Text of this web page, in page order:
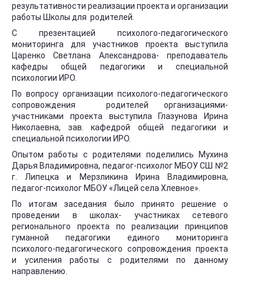
результативности реализации проекта и организации
работы Школы для родителей.
С презентацией психолого-педагогического
мониторинга для участников проекта выступила
Царенко Светлана Александрова- преподаватель
кафедры общей педагогики и специальной
психологии ИРО.
По вопросу организации психолого-педагогического
сопровождения родителей организациями-
участниками проекта выступила Глазунова Ирина
Николаевна, зав. кафедрой общей педагогики и
специальной психологии ИРО.
Опытом работы с родителями поделились Мухина
Дарья Владимировна, педагог-психолог МБОУ СШ №2
г. Липецка и Мерзликина Ирина Владимировна,
педагог-психолог МБОУ «Лицей села Хлевное».
По итогам заседания было принято решение о
проведении в школах- участниках сетевого
регионального проекта по реализации принципов
гуманной педагогики единого мониторинга
психолого-педагогического сопровождения проекта
и усиления работы с родителями по данному
направлению.